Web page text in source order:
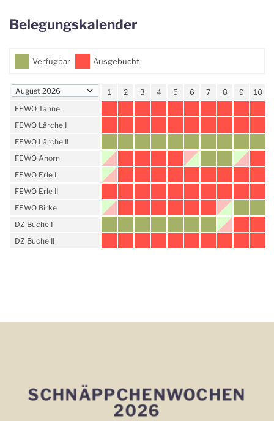
Belegungskalender
Verfügbar Ausgebucht
1 2 3 4 5 6 7 8 9 10
FEWO Tanne
FEWO Lärche I
FEWO Lärche II
FEWO Ahorn
FEWO Erle I
FEWO Erle II
FEWO Birke
DZ Buche I
DZ Buche II
SCHNÄPPCHENWOCHEN
2026